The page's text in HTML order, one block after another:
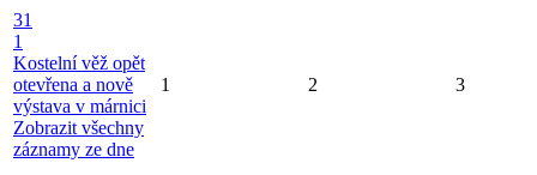
31
1
Kostelní věž opět
otevřena a nově
výstava v márnici
Zobrazit všechny
záznamy ze dne
1 2 3